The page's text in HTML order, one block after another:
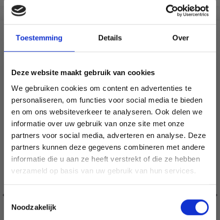
Toestemming Details Over
Deze website maakt gebruik van cookies
We gebruiken cookies om content en advertenties te
personaliseren, om functies voor social media te bieden
en om ons websiteverkeer te analyseren. Ook delen we
informatie over uw gebruik van onze site met onze
partners voor social media, adverteren en analyse. Deze
partners kunnen deze gegevens combineren met andere
informatie die u aan ze heeft verstrekt of die ze hebben
verzameld op basis van uw gebruik van hun services.
Toestemmingsselectie
Noodzakelijk
VERGELIJKBAAR MET DIT
Économisez jusqu'à 50 %
Soyez le premier à connaître nos soldes et